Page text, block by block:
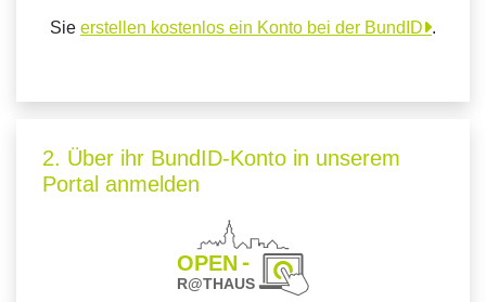
Sie erstellen kostenlos ein Konto bei der BundID .
2. Über ihr BundID-Konto in unserem
Portal anmelden